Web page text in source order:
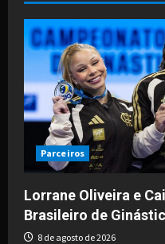
Parceiros
Lorrane Oliveira e
Brasileiro de
8 de agosto de 2026